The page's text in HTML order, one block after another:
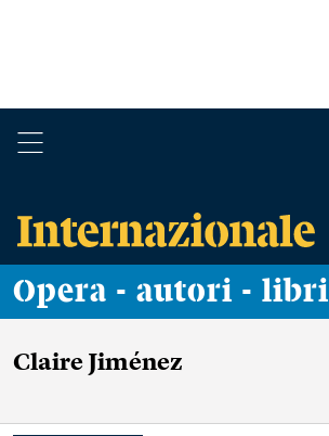
Opera - autori - libri
Claire Jiménez